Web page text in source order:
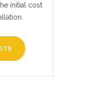
initial cost